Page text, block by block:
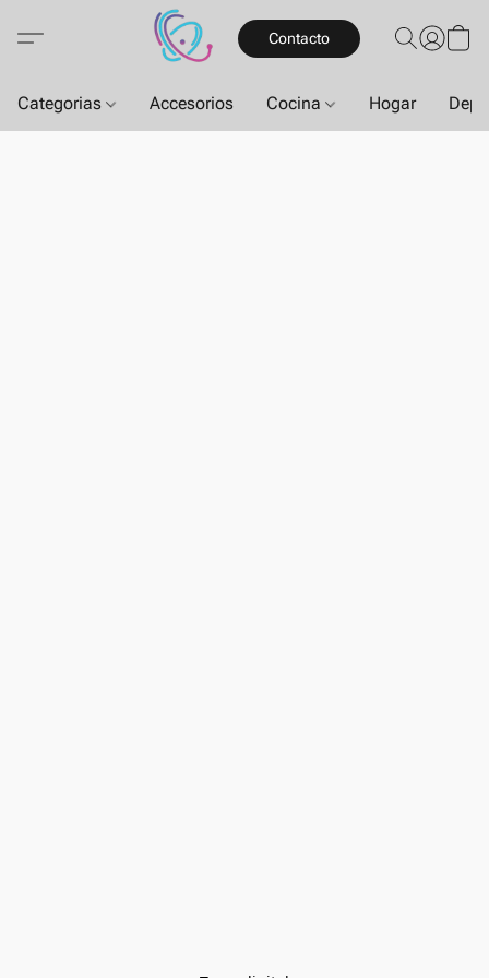
Contacto
Categorias Accesorios Cocina Hogar